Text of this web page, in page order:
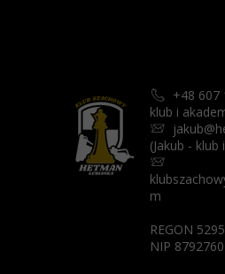
📞
+48 607
klub i
📨
(Jakub -
📨
m
REGON
NIP